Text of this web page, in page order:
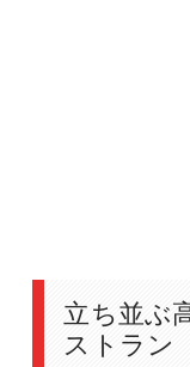
立ち並ぶ
ストラン